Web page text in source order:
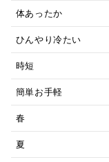
体あったか
ひんやり冷たい
時短
簡単お手軽
春
夏